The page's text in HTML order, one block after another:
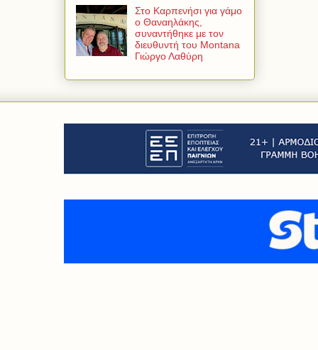
Στο Καρπενήσι για γάμο
ο Θαναηλάκης,
συναντήθηκε με τον
διευθυντή του Montana
Γιώργο Λαθύρη